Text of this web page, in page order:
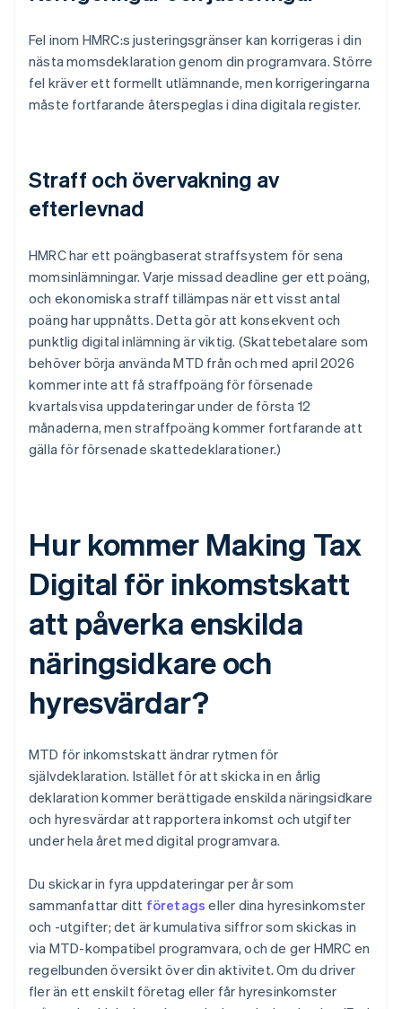
Fel inom HMRC:s justeringsgränser kan korrigeras i din
nästa momsdeklaration genom din programvara. Större
fel kräver ett formellt utlämnande, men korrigeringarna
måste fortfarande återspeglas i dina digitala register.
Straff och övervakning av
efterlevnad
HMRC har ett poängbaserat straffsystem för sena
momsinlämningar. Varje missad deadline ger ett poäng,
och ekonomiska straff tillämpas när ett visst antal
poäng har uppnåtts. Detta gör att konsekvent och
punktlig digital inlämning är viktig. (Skattebetalare som
behöver börja använda MTD från och med april 2026
kommer inte att få straffpoäng för försenade
kvartalsvisa uppdateringar under de första 12
månaderna, men straffpoäng kommer fortfarande att
gälla för försenade skattedeklarationer.)
Hur kommer Making Tax
Digital för inkomstskatt
att påverka enskilda
näringsidkare och
hyresvärdar?
MTD för inkomstskatt ändrar rytmen för
självdeklaration. Istället för att skicka in en årlig
deklaration kommer berättigade enskilda näringsidkare
och hyresvärdar att rapportera inkomst och utgifter
under hela året med digital programvara.
Du skickar in fyra uppdateringar per år som
sammanfattar ditt företags eller dina hyresinkomster
och -utgifter; det är kumulativa siffror som skickas in
via MTD-kompatibel programvara, och de ger HMRC en
regelbunden översikt över din aktivitet. Om du driver
fler än ett enskilt företag eller får hyresinkomster